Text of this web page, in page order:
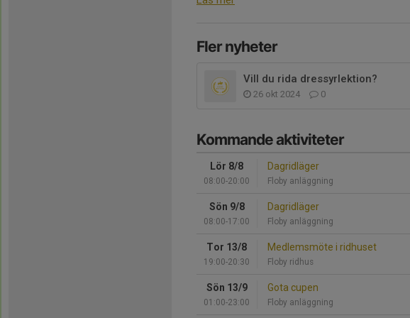
Fler nyheter
Vill du rida dressyrlektion?
26 okt 2024 0
Kommande aktiviteter
Lör 8/8
08:00-20:00
Dagridläger
Floby anläggning
Sön 9/8
08:00-17:00
Dagridläger
Floby anläggning
Tor 13/8
19:00-20:30
Medlemsmöte i ridhuset
Floby ridhus
Sön 13/9
01:00-23:00
Gota cupen
Floby anläggning